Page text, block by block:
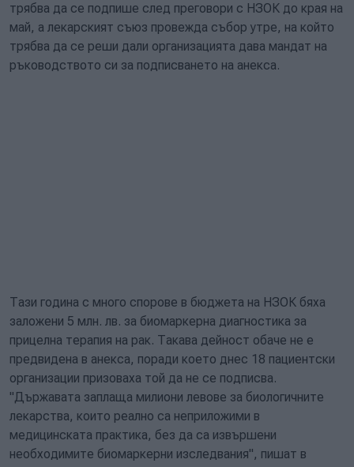
трябва да се подпише след преговори с НЗОК до края на
май, а лекарският съюз провежда събор утре, на който
трябва да се реши дали организацията дава мандат на
ръководството си за подписването на анекса.
Тази година с много спорове в бюджета на НЗОК бяха
заложени 5 млн. лв. за биомаркерна диагностика за
прицелна терапия на рак. Такава дейност обаче не е
предвидена в анекса, поради което днес 18 пациентски
организации призоваха той да не се подписва.
"Държавата заплаща милиони левове за биологичните
лекарства, които реално са неприложими в
медицинската практика, без да са извършени
необходимите биомаркерни изследвания", пишат в